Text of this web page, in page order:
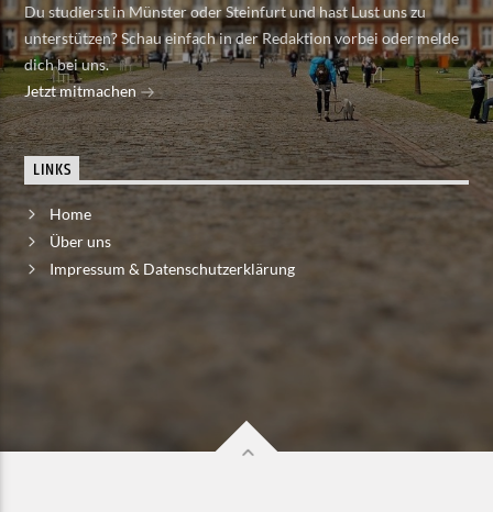
Du studierst in Münster oder Steinfurt und hast Lust uns zu
unterstützen? Schau einfach in der Redaktion vorbei oder melde
dich bei uns.
Jetzt mitmachen
LINKS
Home
Über uns
Impressum & Datenschutzerklärung